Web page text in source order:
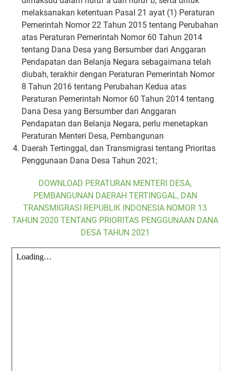
melaksanakan ketentuan Pasal 21 ayat (1) Peraturan
Pemerintah Nomor 22 Tahun 2015 tentang Perubahan
atas Peraturan Pemerintah Nomor 60 Tahun 2014
tentang Dana Desa yang Bersumber dari Anggaran
Pendapatan dan Belanja Negara sebagaimana telah
diubah, terakhir dengan Peraturan Pemerintah Nomor
8 Tahun 2016 tentang Perubahan Kedua atas
Peraturan Pemerintah Nomor 60 Tahun 2014 tentang
Dana Desa yang Bersumber dari Anggaran
Pendapatan dan Belanja Negara, perlu menetapkan
Peraturan Menteri Desa, Pembangunan
Daerah Tertinggal, dan Transmigrasi tentang Prioritas
Penggunaan Dana Desa Tahun 2021;
DOWNLOAD PERATURAN MENTERI DESA,
PEMBANGUNAN DAERAH TERTINGGAL, DAN
TRANSMIGRASI REPUBLIK INDONESIA NOMOR 13
TAHUN 2020 TENTANG PRIORITAS PENGGUNAAN DANA
DESA TAHUN 2021